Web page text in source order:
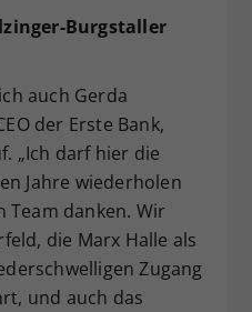
Burgstaller
auch Gerda
der Erste Bank,
„Ich darf hier die
Jahre wiederholen
Team danken. Wir
die Marx Halle als
Zugang
und auch das